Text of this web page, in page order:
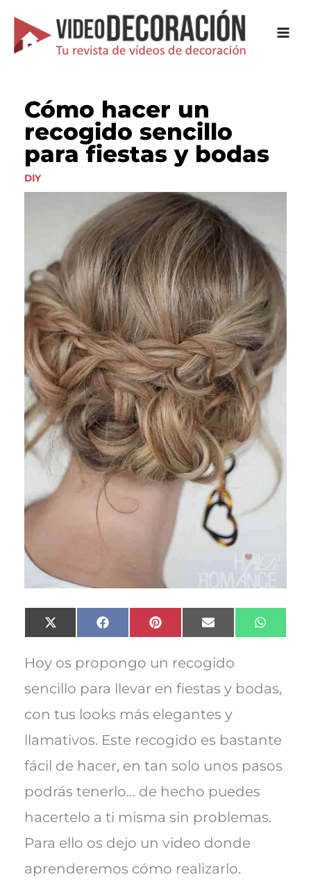
contenido
Cómo hacer un
recogido sencillo
para fiestas y bodas
DIY
Compartir
en
X
(
w
i
t
t
r
Compartir
en
F
a
e
b
o
o
Compartir
en
P
i
t
e
r
e
t
Compartir
en
E
m
i
l
en
W
h
A
p
Hoy os propongo un recogido
sencillo para llevar en fiestas y bodas,
con tus looks más elegantes y
llamativos. Este recogido es bastante
fácil de hacer, en tan solo unos pasos
podrás tenerlo… de hecho puedes
hacertelo a ti misma sin problemas.
Para ello os dejo un video donde
aprenderemos cómo realizarlo.